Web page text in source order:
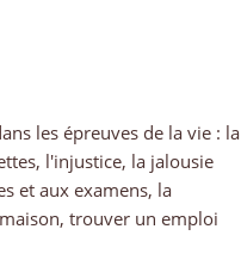
les épreuves de la vie : la
l'injustice, la jalousie
et aux examens, la
trouver un emploi